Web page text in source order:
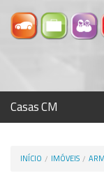
Casas CM
Histórico
INÍCIO IMÓVEIS